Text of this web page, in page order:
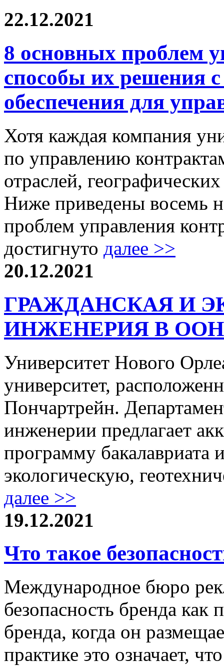
22.12.2021
8 основных проблем
способы их решения
обеспечения для
Хотя каждая компания
по управлению
отраслей,
Ниже приведены восемь
проблем управления
достигнуто далее >>
20.12.2021
ГРАЖДАНСКАЯ И
ИНЖЕНЕРИЯ В ООН
Университет Нового
университет,
Пончартрейн.
инженерии предлагает
программу бакалавриата
экологическую,
далее >>
19.12.2021
Что такое
Международное бюро
безопасность бренда как
бренда, когда он
практике это означает,